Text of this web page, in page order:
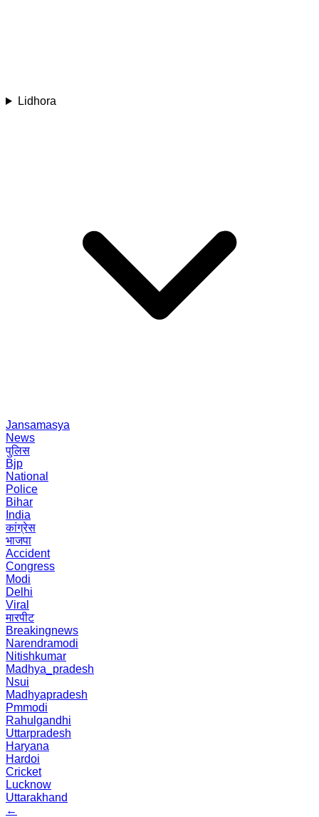
Lidhora
Jansamasya
News
पुलिस
Bjp
National
Police
Bihar
India
कांग्रेस
भाजपा
Accident
Congress
Modi
Delhi
Viral
मारपीट
Breakingnews
Narendramodi
Nitishkumar
Madhya_pradesh
Nsui
Madhyapradesh
Pmmodi
Rahulgandhi
Uttarpradesh
Haryana
Hardoi
Cricket
Lucknow
Uttarakhand
←